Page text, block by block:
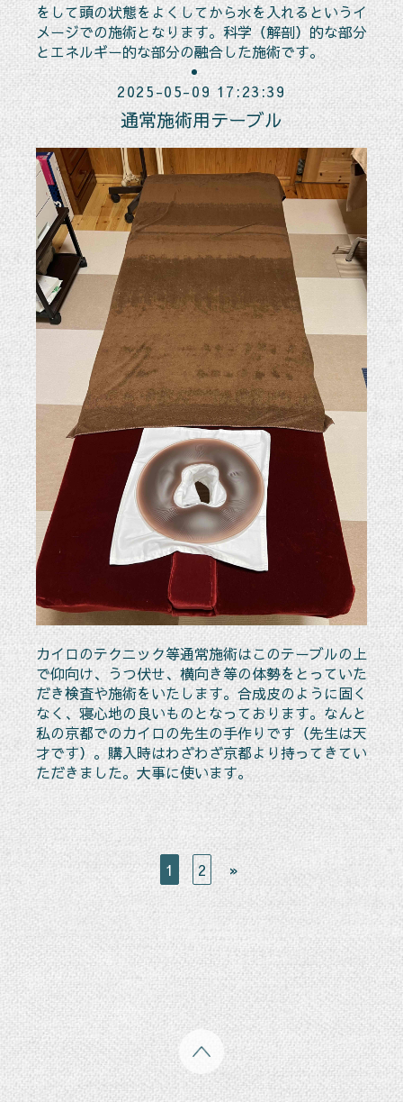
をして頭の状態をよくしてから水を入れるというイ
メージでの施術となります。科学（解剖）的な部分
とエネルギー的な部分の融合した施術です。
2025-05-09 17:23:39
通常施術用テーブル
カイロのテクニック等通常施術はこのテーブルの上
で仰向け、うつ伏せ、横向き等の体勢をとっていた
だき検査や施術をいたします。合成皮のように固く
なく、寝心地の良いものとなっております。なんと
私の京都でのカイロの先生の手作りです（先生は天
才です）。購入時はわざわざ京都より持ってきてい
ただきました。大事に使います。
1 2 »